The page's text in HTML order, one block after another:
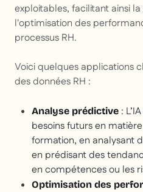
exploitables, facilitant ainsi la
l'optimisation des
processus RH.
Voici quelques applications
des données RH :
Analyse prédictive :
besoins futurs en
formation, en analysant
en prédisant des
en compétences ou les
Optimisation des